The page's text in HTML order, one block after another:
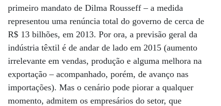
primeiro mandato de Dilma Rousseff – a medida
representou uma renúncia total do governo de cerca de
R$ 13 bilhões, em 2013. Por ora, a previsão geral da
indústria têxtil é de andar de lado em 2015 (aumento
irrelevante em vendas, produção e alguma melhora na
exportação – acompanhado, porém, de avanço nas
importações). Mas o cenário pode piorar a qualquer
momento, admitem os empresários do setor, que